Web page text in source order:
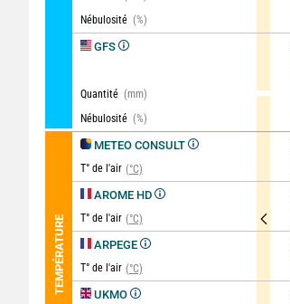
Nébulosité (%)
GFS
Quantité (mm)
Nébulosité (%)
TEMPÉRATURE
METEO CONSULT
T° de l'air (°C)
AROME HD
T° de l'air (°C)
ARPEGE
T° de l'air (°C)
UKMO